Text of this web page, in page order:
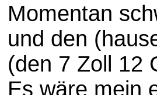
Momentan
und den
(den 7 Zoll 12
Es wäre mein